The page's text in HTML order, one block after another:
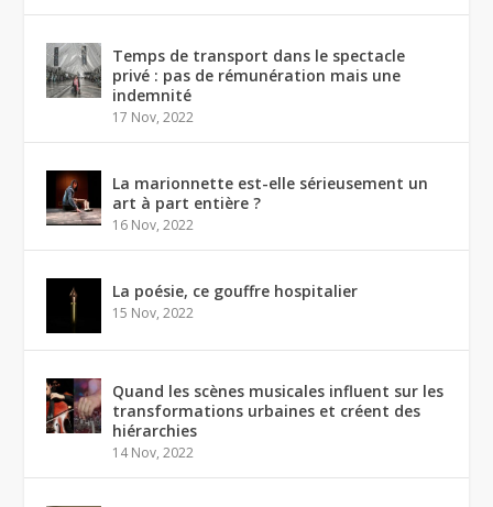
Temps de transport dans le spectacle
privé : pas de rémunération mais une
indemnité
17 Nov, 2022
La marionnette est-elle sérieusement un
art à part entière ?
16 Nov, 2022
La poésie, ce gouffre hospitalier
15 Nov, 2022
Quand les scènes musicales influent sur les
transformations urbaines et créent des
hiérarchies
14 Nov, 2022